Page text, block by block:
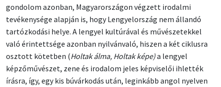
gondolom azonban, Magyarországon végzett irodalmi
tevékenysége alapján is, hogy Lengyelország nem állandó
tartózkodási helye. A lengyel kultúrával és művészetekkel
való érintettsége azonban nyilvánvaló, hiszen a két ciklusra
osztott kötetben (Holtak álma, Holtak képe)a lengyel
képzőművészet, zene és irodalom jeles képviselői ihlették
írásra, így, egy kis búvárkodás után, leginkább angol nyelven